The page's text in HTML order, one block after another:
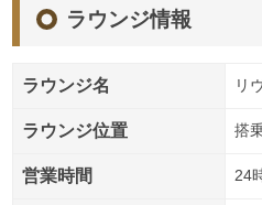
ラウンジ情報
ラウンジ名 リ
ラウンジ位置 搭
営業時間 24